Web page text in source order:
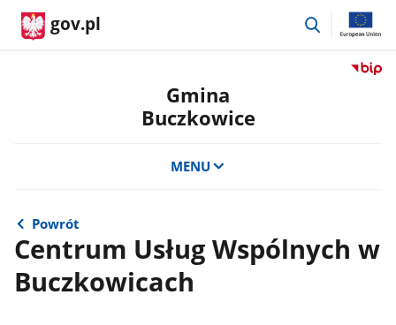
gov.pl
przejdź
Przejdź
Gmina
Buczkowice
MENU
Powrót
Centrum Usług Wspólnych w
Buczkowicach